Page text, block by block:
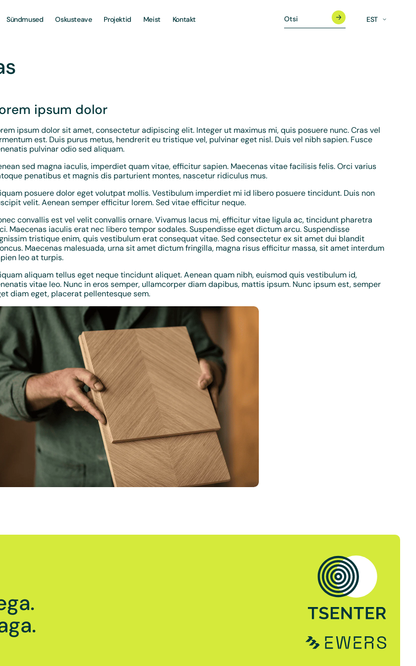
Sündmused Oskusteave Projektid Meist Kontakt EST
ipsum dolor
ipsum dolor sit amet, consectetur adipiscing elit. Integer ut maximus mi, quis posuere nunc. Cras vel
est. Duis purus metus, hendrerit eu tristique vel, pulvinar eget nisl. Duis vel nibh sapien. Fusce
pulvinar odio sed aliquam.
sed magna iaculis, imperdiet quam vitae, efficitur sapien. Maecenas vitae facilisis felis. Orci varius
penatibus et magnis dis parturient montes, nascetur ridiculus mus.
posuere dolor eget volutpat mollis. Vestibulum imperdiet mi id libero posuere tincidunt. Duis non
velit. Aenean semper efficitur lorem. Sed vitae efficitur neque.
convallis est vel velit convallis ornare. Vivamus lacus mi, efficitur vitae ligula ac, tincidunt pharetra
Maecenas iaculis erat nec libero tempor sodales. Suspendisse eget dictum arcu. Suspendisse
tristique enim, quis vestibulum erat consequat vitae. Sed consectetur ex sit amet dui blandit
Maecenas malesuada, urna sit amet dictum fringilla, magna risus efficitur massa, sit amet interdum
leo at turpis.
aliquam tellus eget neque tincidunt aliquet. Aenean quam nibh, euismod quis vestibulum id,
vitae leo. Nunc in eros semper, ullamcorper diam dapibus, mattis ipsum. Nunc ipsum est, semper
diam eget, placerat pellentesque sem.